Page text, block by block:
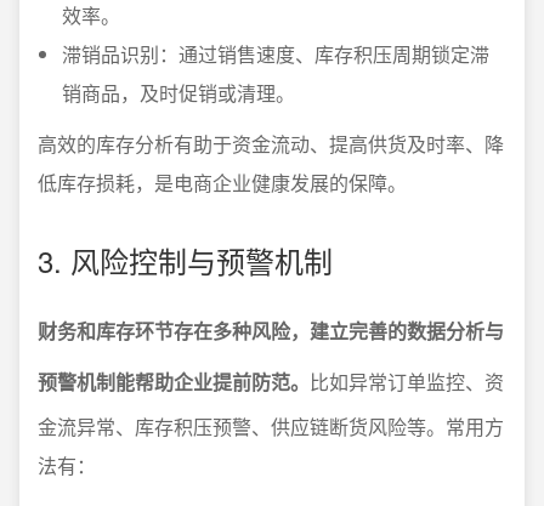
效率。
滞销品识别：通过销售速度、库存积压周期锁定滞
销商品，及时促销或清理。
高效的库存分析有助于资金流动、提高供货及时率、降
低库存损耗，是电商企业健康发展的保障。
3. 风险控制与预警机制
财务和库存环节存在多种风险，建立完善的数据分析与
预警机制能帮助企业提前防范。 比如异常订单监控、资
金流异常、库存积压预警、供应链断货风险等。常用方
法有：